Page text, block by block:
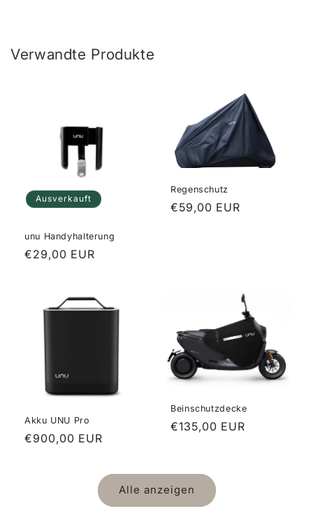
Verwandte Produkte
Ausverkauft
unu Handyhalterung
Normaler
€29,00 EUR
Regenschutz
Normaler
€59,00 EUR
Akku UNU Pro
Normaler
€900,00 EUR
Beinschutzdecke
Normaler
€135,00 EUR
Alle anzeigen